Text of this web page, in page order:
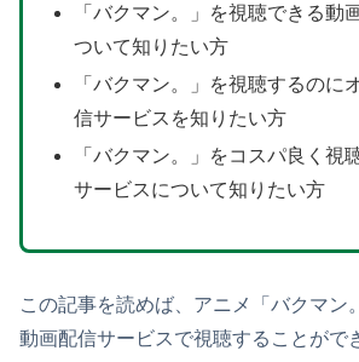
「バクマン。」を視聴できる動
ついて知りたい方
「バクマン。」を視聴するのに
信サービスを知りたい方
「バクマン。」をコスパ良く視
サービスについて知りたい方
この記事を読めば、アニメ「バクマン
動画配信サービスで視聴することがで